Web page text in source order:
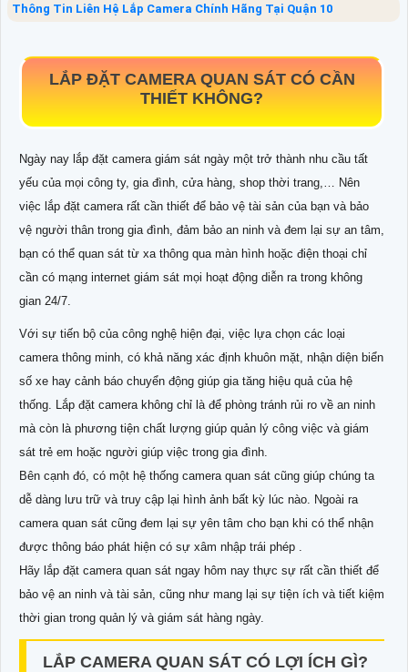
Thông Tin Liên Hệ Lắp Camera Chính Hãng Tại Quận 10
LẮP ĐẶT CAMERA QUAN SÁT CÓ CẦN
THIẾT KHÔNG?
Ngày nay lắp đặt camera giám sát ngày một trở thành nhu cầu tất
yếu của mọi công ty, gia đình, cửa hàng, shop thời trang,… Nên
việc lắp đặt camera rất cần thiết để bảo vệ tài sản của bạn và bảo
vệ người thân trong gia đình, đảm bảo an ninh và đem lại sự an tâm,
bạn có thể quan sát từ xa thông qua màn hình hoặc điện thoại chỉ
cần có mạng internet giám sát mọi hoạt động diễn ra trong không
gian 24/7.
Với sự tiến bộ của công nghệ hiện đại, việc lựa chọn các loại
camera thông minh, có khả năng xác định khuôn mặt, nhận diện biển
số xe hay cảnh báo chuyển động giúp gia tăng hiệu quả của hệ
thống. Lắp đặt camera không chỉ là để phòng tránh rủi ro về an ninh
mà còn là phương tiện chất lượng giúp quản lý công việc và giám
sát trẻ em hoặc người giúp việc trong gia đình.
Bên cạnh đó, có một hệ thống camera quan sát cũng giúp chúng ta
dễ dàng lưu trữ và truy cập lại hình ảnh bất kỳ lúc nào. Ngoài ra
camera quan sát cũng đem lại sự yên tâm cho bạn khi có thể nhận
được thông báo phát hiện có sự xâm nhập trái phép .
Hãy lắp đặt camera quan sát ngay hôm nay thực sự rất cần thiết để
bảo vệ an ninh và tài sản, cũng như mang lại sự tiện ích và tiết kiệm
thời gian trong quản lý và giám sát hàng ngày.
LẮP CAMERA QUAN SÁT CÓ LỢI ÍCH GÌ?